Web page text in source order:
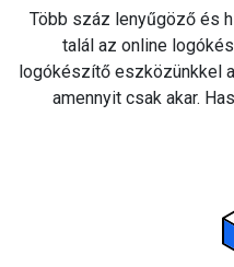
Több száz lenyűgöző és
talál az online
logókészítő eszközünkkel
amennyit csak akar.